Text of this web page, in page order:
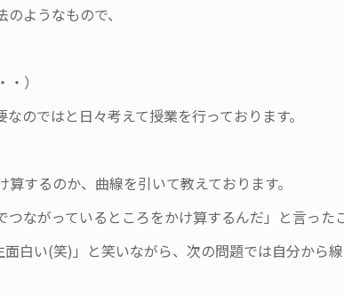
ようなもので、
）
のではと日々考えて授業を行っております。
するのか、曲線を引いて教えております。
ながっているところをかけ算するんだ」と言った
白い(笑)」と笑いながら、次の問題では自分から